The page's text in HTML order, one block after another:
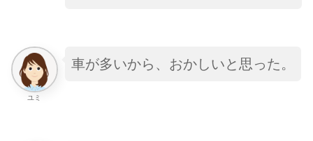
ユミ
車が多いから、おかしいと思った。